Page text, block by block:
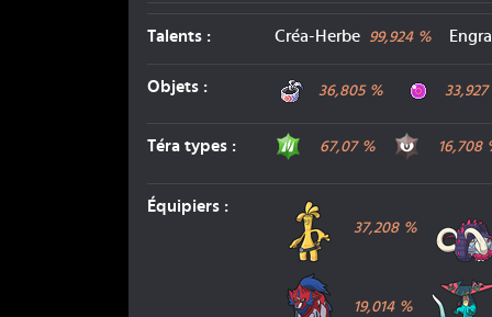
Talents : Créa-Herbe 99,924%
Objets : Bandeau Choix
36,805% Orbe
33,927
Téra types : Plante
67,07% Ténèbres
16,708
Équipiers :
37,208%
19,014%